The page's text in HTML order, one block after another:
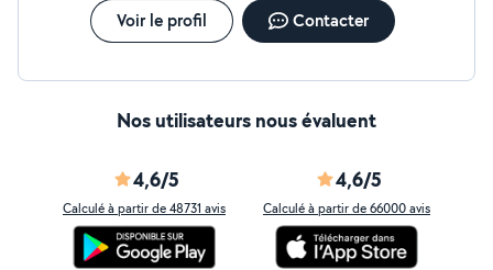
Voir le profil Contacter
Nos utilisateurs nous évaluent
4,6/5
Calculé à partir de 48731 avis
4,6/5
Calculé à partir de 66000 avis